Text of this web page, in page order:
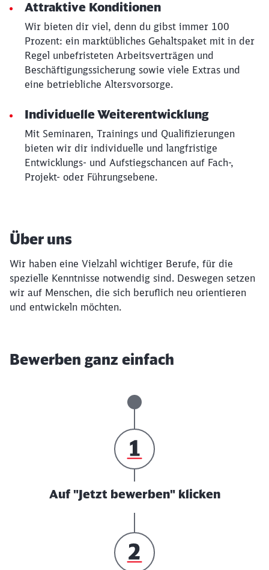
Attraktive Konditionen
Wir bieten dir viel, denn du gibst immer 100
Prozent: ein marktübliches Gehaltspaket mit in der
Regel unbefristeten Arbeitsverträgen und
Beschäftigungssicherung sowie viele Extras und
eine betriebliche Altersvorsorge.
Individuelle Weiterentwicklung
Mit Seminaren, Trainings und Qualifizierungen
bieten wir dir individuelle und langfristige
Entwicklungs- und Aufstiegschancen auf Fach-,
Projekt- oder Führungsebene.
Über uns
Wir haben eine Vielzahl wichtiger Berufe, für die
spezielle Kenntnisse notwendig sind. Deswegen setzen
wir auf Menschen, die sich beruflich neu orientieren
und entwickeln möchten.
Bewerben ganz einfach
Auf "Jetzt bewerben" klicken